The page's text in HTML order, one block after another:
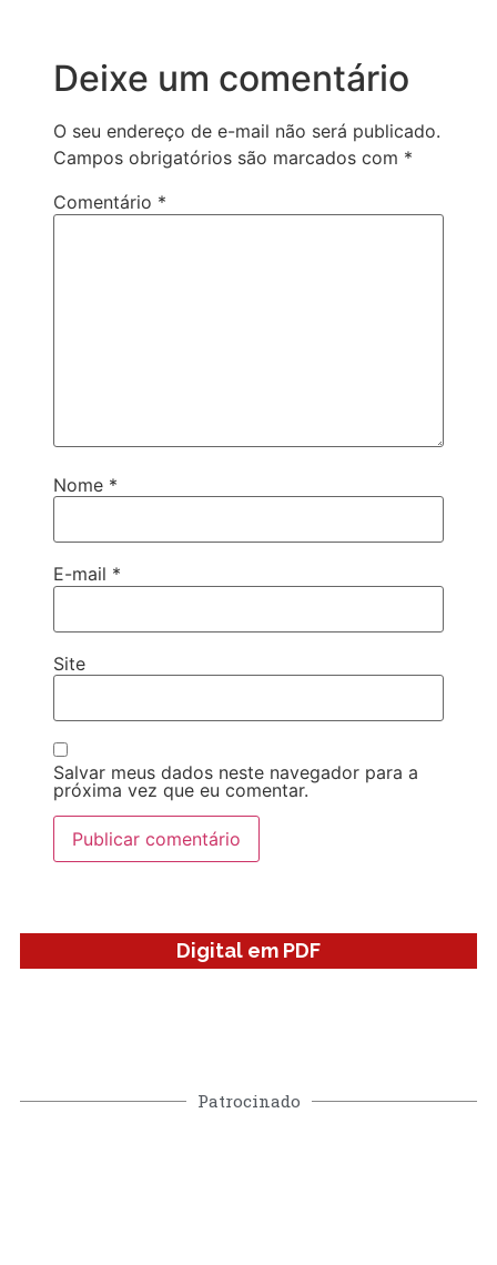
Deixe um comentário
O seu endereço de e-mail não será publicado.
Campos obrigatórios são marcados com *
Comentário *
Nome *
E-mail *
Site
Salvar meus dados neste navegador para a
próxima vez que eu comentar.
Digital em PDF
Patrocinado